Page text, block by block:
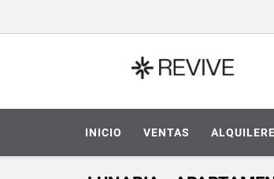
INICIO VENTAS